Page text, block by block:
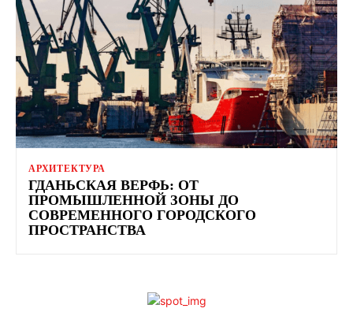
АРХИТЕКТУРА
ГДАНЬСКАЯ ВЕРФЬ: ОТ
ПРОМЫШЛЕННОЙ ЗОНЫ ДО
СОВРЕМЕННОГО ГОРОДСКОГО
ПРОСТРАНСТВА